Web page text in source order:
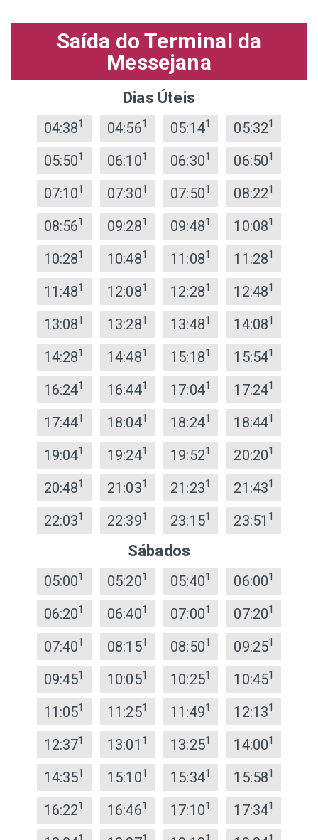
Saída do Terminal da
Messejana
Dias Úteis
04:381 04:561 05:141 05:321
05:501 06:101 06:301 06:501
07:101 07:301 07:501 08:221
08:561 09:281 09:481 10:081
10:281 10:481 11:081 11:281
11:481 12:081 12:281 12:481
13:081 13:281 13:481 14:081
14:281 14:481 15:181 15:541
16:241 16:441 17:041 17:241
17:441 18:041 18:241 18:441
19:041 19:241 19:521 20:201
20:481 21:031 21:231 21:431
22:031 22:391 23:151 23:51 1
Sábados
05:001 05:201 05:401 06:001
06:201 06:401 07:001 07:201
07:401 08:151 08:501 09:251
09:451 10:051 10:251 10:451
11:051 11:251 11:491 12:131
12:371 13:01 1 13:251 14:001
14:351 15:101 15:341 15:581
16:221 16:461 17:101 17:341